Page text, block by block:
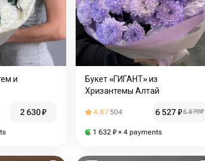
и
2 630₽
Букет «ГИГАНТ» из
Хризантемы Алтай
4.87504 6 527₽6 870₽
1 632 ₽ × 4 payments